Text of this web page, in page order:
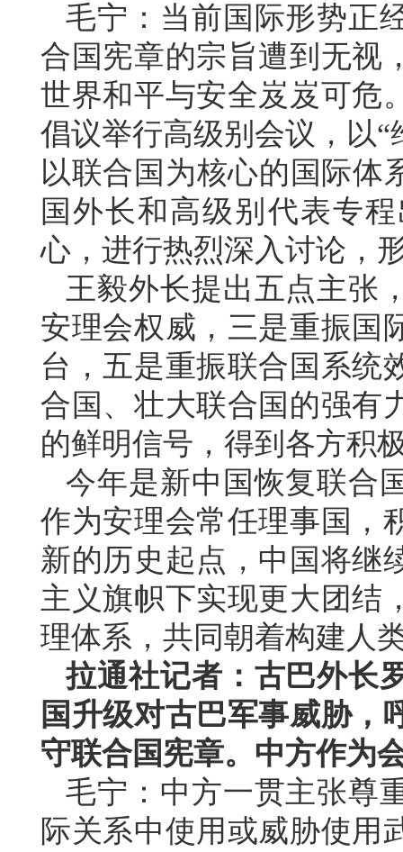
毛宁：当前国际形势正
合国宪章的宗旨遭到无视
世界和平与安全岌岌可危
倡议举行高级别会议，以
以联合国为核心的国际体
国外长和高级别代表专
心，进行热烈深入讨论，
王毅外长提出五点主张
安理会权威，三是重振国
台，五是重振联合国系统
合国、壮大联合国的强有
的鲜明信号，得到各方积
今年是新中国恢复联合
作为安理会常任理事国，
新的历史起点，中国将继
主义旗帜下实现更大团结
理体系，共同朝着构建人
拉通社记者：古巴外长
国升级对古巴军事威胁，
守联合国宪章。中方作为
毛宁：中方一贯主张尊
际关系中使用或威胁使用